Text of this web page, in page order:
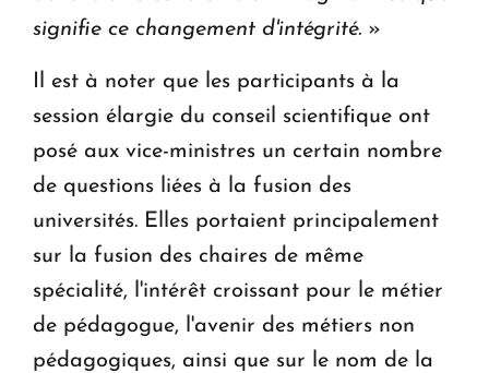
signifie ce changement d'intégrité. »
Il est à noter que les participants à la
session élargie du conseil scientifique ont
posé aux vice-ministres un certain nombre
de questions liées à la fusion des
universités. Elles portaient principalement
sur la fusion des chaires de même
spécialité, l'intérêt croissant pour le métier
de pédagogue, l'avenir des métiers non
pédagogiques, ainsi que sur le nom de la